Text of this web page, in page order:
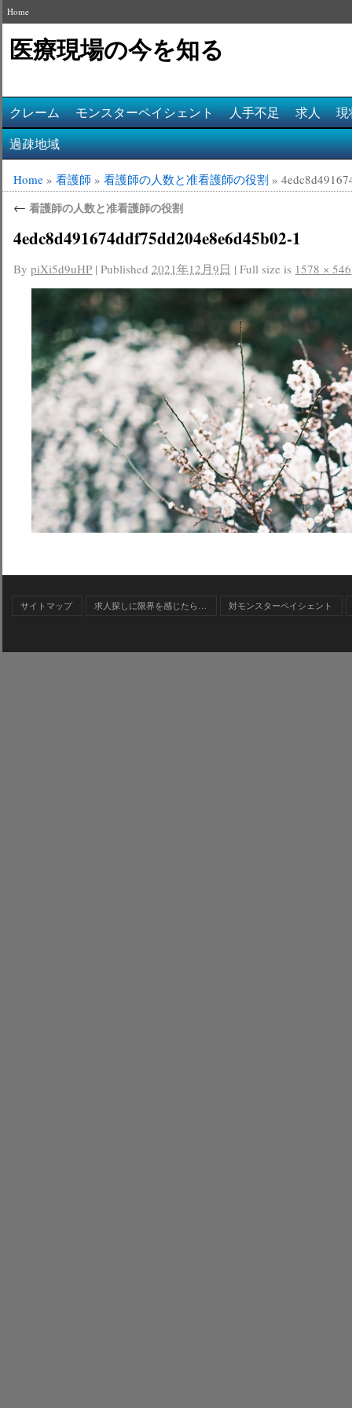
Home
医療現場の今を知る
クレーム モンスターペイシェント 人手不足 求人
過疎地域
Home »看護師 »看護師の人数と准看護師の役割 »
← 看護師の人数と准看護師の役割
4edc8d491674ddf75dd204e8e6d45b02-1
By piXi5d9uHP | Published 2021年12月9日 | Full size is 1578 × 546
サイトマップ 求人探しに限界を感じたら… 対モンスターペイシェント